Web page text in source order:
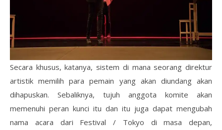
Secara khusus, katanya, sistem di mana seorang direktur
artistik memilih para pemain yang akan diundang akan
dihapuskan. Sebaliknya, tujuh anggota komite akan
memenuhi peran kunci itu dan itu juga dapat mengubah
nama acara dari Festival / Tokyo di masa depan,